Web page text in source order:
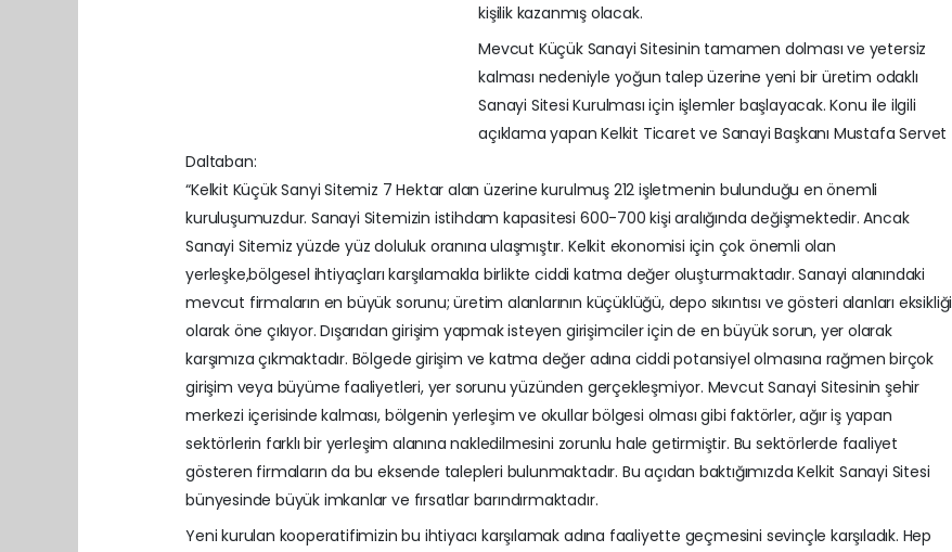
kişilik kazanmış olacak.
Mevcut Küçük Sanayi Sitesinin tamamen dolması ve yetersiz
kalması nedeniyle yoğun talep üzerine yeni bir üretim odaklı
Sanayi Sitesi Kurulması için işlemler başlayacak. Konu ile ilgili
açıklama yapan Kelkit Ticaret ve Sanayi Başkanı Mustafa Servet
Daltaban:
“Kelkit Küçük Sanyi Sitemiz 7 Hektar alan üzerine kurulmuş 212 işletmenin bulunduğu en önemli
kuruluşumuzdur. Sanayi Sitemizin istihdam kapasitesi 600-700 kişi aralığında değişmektedir. Ancak
Sanayi Sitemiz yüzde yüz doluluk oranına ulaşmıştır. Kelkit ekonomisi için çok önemli olan
yerleşke,bölgesel ihtiyaçları karşılamakla birlikte ciddi katma değer oluşturmaktadır. Sanayi alanındaki
mevcut firmaların en büyük sorunu; üretim alanlarının küçüklüğü, depo sıkıntısı ve gösteri alanları eksikliği
olarak öne çıkıyor. Dışarıdan girişim yapmak isteyen girişimciler için de en büyük sorun, yer olarak
karşımıza çıkmaktadır. Bölgede girişim ve katma değer adına ciddi potansiyel olmasına rağmen birçok
girişim veya büyüme faaliyetleri, yer sorunu yüzünden gerçekleşmiyor. Mevcut Sanayi Sitesinin şehir
merkezi içerisinde kalması, bölgenin yerleşim ve okullar bölgesi olması gibi faktörler, ağır iş yapan
sektörlerin farklı bir yerleşim alanına nakledilmesini zorunlu hale getirmiştir. Bu sektörlerde faaliyet
gösteren firmaların da bu eksende talepleri bulunmaktadır. Bu açıdan baktığımızda Kelkit Sanayi Sitesi
bünyesinde büyük imkanlar ve fırsatlar barındırmaktadır.
Yeni kurulan kooperatifimizin bu ihtiyacı karşılamak adına faaliyette geçmesini sevinçle karşıladık. Hep